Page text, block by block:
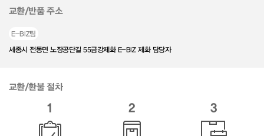
교환/반품 주소
E-BIZ팀
세종시 전동면 노장공단길 55금강제화 E-BIZ 제화 담당자
교환/환불 절차
1 2 3